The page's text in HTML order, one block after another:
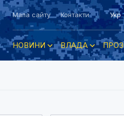
Мапа сайту Контакти Укр
НОВИНИ ВЛАДА